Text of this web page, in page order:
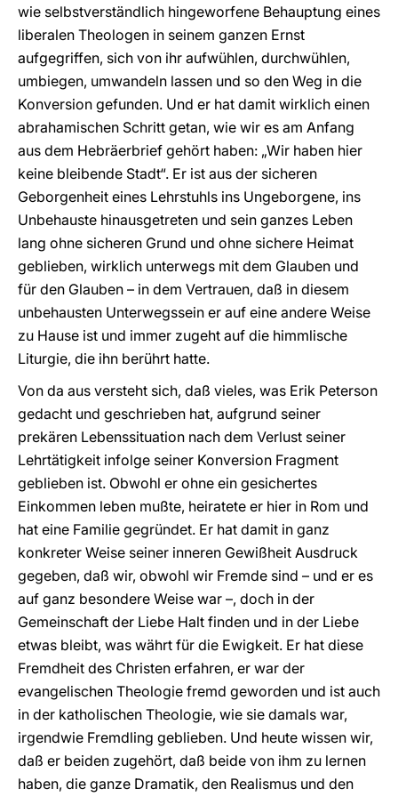
wie selbstverständlich hingeworfene Behauptung eines
liberalen Theologen in seinem ganzen Ernst
aufgegriffen, sich von ihr aufwühlen, durchwühlen,
umbiegen, umwandeln lassen und so den Weg in die
Konversion gefunden. Und er hat damit wirklich einen
abrahamischen Schritt getan, wie wir es am Anfang
aus dem Hebräerbrief gehört haben: „Wir haben hier
keine bleibende Stadt“. Er ist aus der sicheren
Geborgenheit eines Lehrstuhls ins Ungeborgene, ins
Unbehauste hinausgetreten und sein ganzes Leben
lang ohne sicheren Grund und ohne sichere Heimat
geblieben, wirklich unterwegs mit dem Glauben und
für den Glauben – in dem Vertrauen, daß in diesem
unbehausten Unterwegssein er auf eine andere Weise
zu Hause ist und immer zugeht auf die himmlische
Liturgie, die ihn berührt hatte.
Von da aus versteht sich, daß vieles, was Erik Peterson
gedacht und geschrieben hat, aufgrund seiner
prekären Lebenssituation nach dem Verlust seiner
Lehrtätigkeit infolge seiner Konversion Fragment
geblieben ist. Obwohl er ohne ein gesichertes
Einkommen leben mußte, heiratete er hier in Rom und
hat eine Familie gegründet. Er hat damit in ganz
konkreter Weise seiner inneren Gewißheit Ausdruck
gegeben, daß wir, obwohl wir Fremde sind – und er es
auf ganz besondere Weise war –, doch in der
Gemeinschaft der Liebe Halt finden und in der Liebe
etwas bleibt, was währt für die Ewigkeit. Er hat diese
Fremdheit des Christen erfahren, er war der
evangelischen Theologie fremd geworden und ist auch
in der katholischen Theologie, wie sie damals war,
irgendwie Fremdling geblieben. Und heute wissen wir,
daß er beiden zugehört, daß beide von ihm zu lernen
haben, die ganze Dramatik, den Realismus und den